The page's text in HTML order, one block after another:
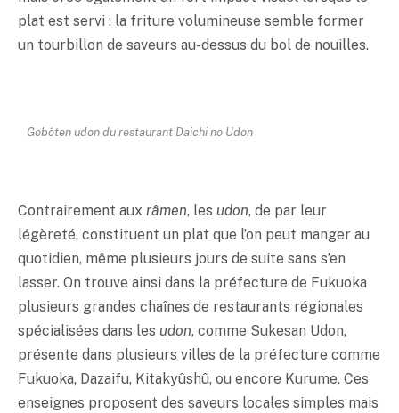
plat est servi : la friture volumineuse semble former
un tourbillon de saveurs au-dessus du bol de nouilles.
Gobôten udondu restaurant Daichi no Udon
Contrairement aux râmen, les udon, de par leur
légèreté, constituent un plat que l’on peut manger au
quotidien, même plusieurs jours de suite sans s’en
lasser. On trouve ainsi dans la préfecture de Fukuoka
plusieurs grandes chaînes de restaurants régionales
spécialisées dans les udon, comme Sukesan Udon,
présente dans plusieurs villes de la préfecture comme
Fukuoka, Dazaifu, Kitakyûshû, ou encore Kurume. Ces
enseignes proposent des saveurs locales simples mais